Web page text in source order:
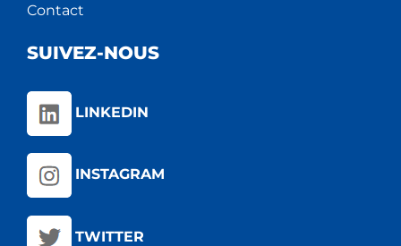
Contact
SUIVEZ-NOUS
LINKEDIN
INSTAGRAM
TWITTER